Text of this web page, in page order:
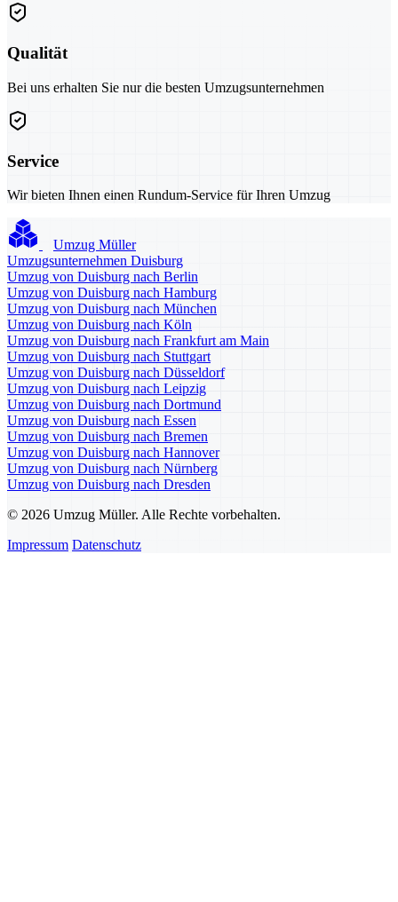
Qualität
Bei uns erhalten Sie nur die besten Umzugsunternehmen
Service
Wir bieten Ihnen einen Rundum-Service für Ihren Umzug
Umzug Müller
Umzugsunternehmen Duisburg
Umzug von Duisburg nach Berlin
Umzug von Duisburg nach Hamburg
Umzug von Duisburg nach München
Umzug von Duisburg nach Köln
Umzug von Duisburg nach Frankfurt am Main
Umzug von Duisburg nach Stuttgart
Umzug von Duisburg nach Düsseldorf
Umzug von Duisburg nach Leipzig
Umzug von Duisburg nach Dortmund
Umzug von Duisburg nach Essen
Umzug von Duisburg nach Bremen
Umzug von Duisburg nach Hannover
Umzug von Duisburg nach Nürnberg
Umzug von Duisburg nach Dresden
© 2026 Umzug Müller. Alle Rechte vorbehalten.
Impressum Datenschutz